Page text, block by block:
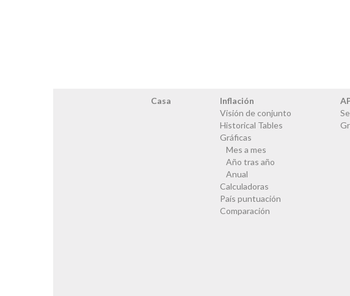
Casa
Inflación
Visión de conjunto
Historical Tables
Gráficas
Mes a mes
Año tras año
Anual
Calculadoras
País puntuación
Comparación